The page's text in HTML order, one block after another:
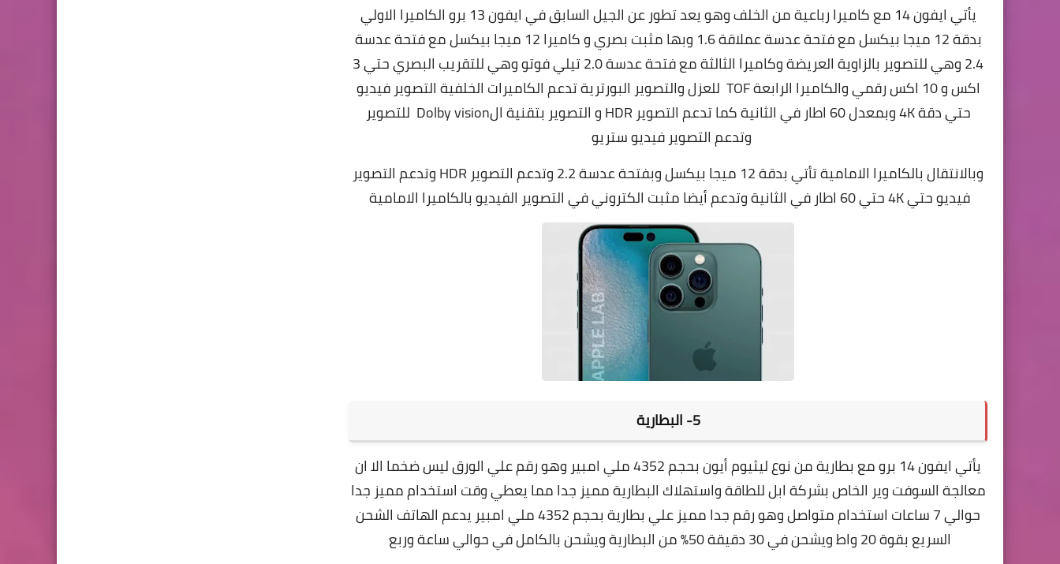
يأتي
ايفون 14 مع كاميرا رباعية من الخلف وهو يعد تطور عن الجيل السابق في ايفون 13 برو الكاميرا الاولي
بدقة 12 ميجا بيكسل مع فتحة عدسة عملاقة 1.6 وبها مثبت بصري و كاميرا 12 ميجا بيكسل مع فتحة عدسة
2.4 وهي للتصوير بالزاوية العريضة وكاميرا الثالثة مع فتحة عدسة 2.0 تيلي فوتو وهي للتقريب البصري حتي 3
اكس و 10 اكس رقمي والكاميرا الرابعة TOF للعزل والتصوير البورترية تدعم الكاميرات الخلفية التصوير فيديو
حتي دقة 4K وبمعدل 60 اطار في الثانية كما تدعم التصوير HDR و التصوير بتقنية الDolby vision للتصوير
وتدعم التصوير فيديو ستريو
وبالانتقال بالكاميرا الامامية تأتي بدقة 12 ميجا بيكسل وبفتحة عدسة 2.2 وتدعم التصوير HDR وتدعم التصوير
فيديو حتي 4K حتي 60 اطار في الثانية وتدعم أيضا مثبت الكتروني في التصوير الفيديو بالكاميرا الامامية
5- البطارية
يأتي
ايفون 14 برو مع بطارية من نوع ليثيوم أيون بحجم 4352 ملي امبير وهو رقم علي الورق ليس ضخما الا ان
معالجة السوفت وير الخاص بشركة ابل للطاقة واستهلاك البطارية مميز جدا مما يعطي وقت استخدام مميز جدا
حوالي 7 ساعات استخدام متواصل وهو رقم جدا مميز علي بطارية بحجم 4352 ملي امبير يدعم الهاتف الشحن
السريع بقوة 20 واط ويشحن في 30 دقيقة 50٪ من البطارية ويشحن بالكامل في حوالي ساعة وربع